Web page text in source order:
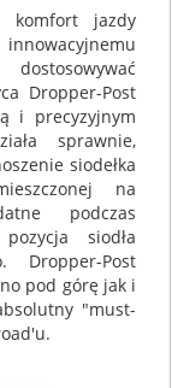
komfort jazdy
Dropper-Post
i precyzyjnym
sprawnie,
siodełka
na
podczas
siodła
Dropper-Post
pod górę jak i
"must-